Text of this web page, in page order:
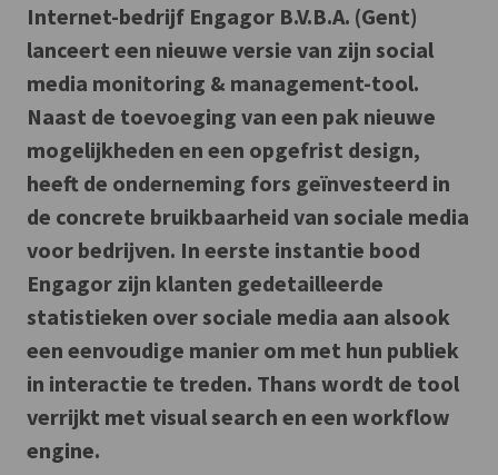
Internet-bedrijf Engagor B.V.B.A. (Gent)
lanceert een nieuwe versie van zijn social
media monitoring & management-tool.
Naast de toevoeging van een pak nieuwe
mogelijkheden en een opgefrist design,
heeft de onderneming fors geïnvesteerd in
de concrete bruikbaarheid van sociale media
voor bedrijven. In eerste instantie bood
Engagor zijn klanten gedetailleerde
statistieken over sociale media aan alsook
een eenvoudige manier om met hun publiek
in interactie te treden. Thans wordt de tool
verrijkt met visual search en een workflow
engine.